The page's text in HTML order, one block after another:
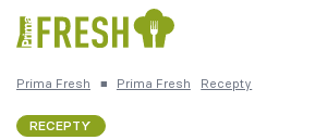
Prima Fresh ■ Prima Fresh Recepty
RECEPTY